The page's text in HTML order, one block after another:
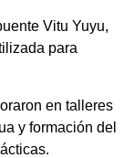
Vitu Yuyu,
para
en talleres
y formación del